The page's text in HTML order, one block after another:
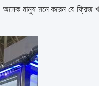
অনেক মানুষ মনে করেন যে ফ্রিজ